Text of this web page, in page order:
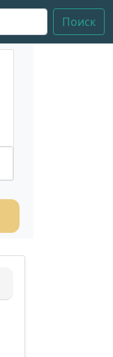
Поиск